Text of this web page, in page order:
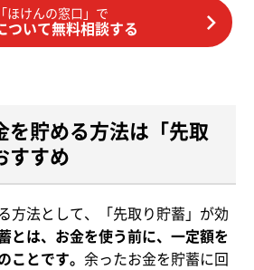
「ほけんの窓口」で
ついて無料相談する
を貯める方法は「先取
すすめ
方法として、「先取り貯蓄」が効
とは、お金を使う前に、一定額を
ことです。 余ったお金を貯蓄に回